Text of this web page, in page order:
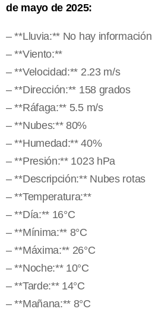
de mayo de 2025:
– **Lluvia:** No hay información
– **Viento:**
– **Velocidad:** 2.23 m/s
– **Dirección:** 158 grados
– **Ráfaga:** 5.5 m/s
– **Nubes:** 80%
– **Humedad:** 40%
– **Presión:** 1023 hPa
– **Descripción:** Nubes rotas
– **Temperatura:**
– **Día:** 16°C
– **Mínima:** 8°C
– **Máxima:** 26°C
– **Noche:** 10°C
– **Tarde:** 14°C
– **Mañana:** 8°C